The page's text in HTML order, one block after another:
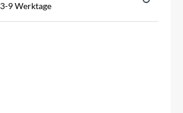
3-9 Werktage